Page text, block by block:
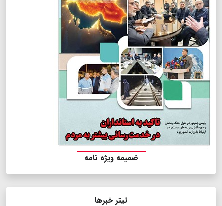
ضمیمه ویژه نامه
تیتر خبرها